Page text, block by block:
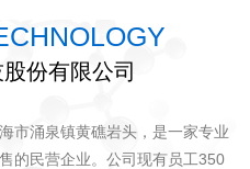
份有限公司
市涌泉镇黄礁岩头，是一家专业
的民营企业。公司现有员工350